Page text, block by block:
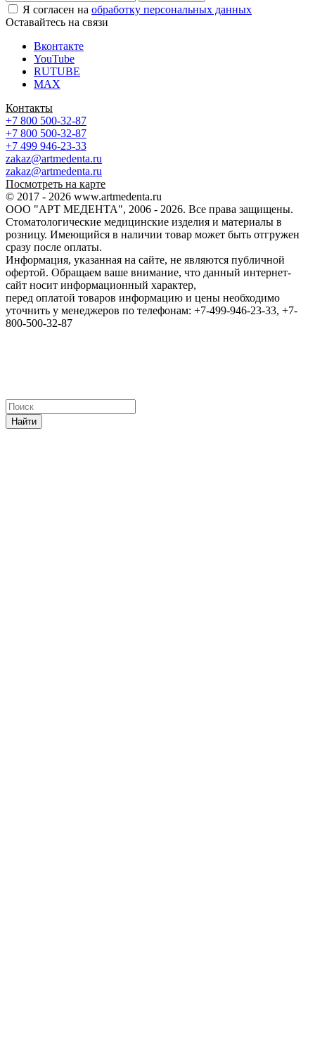
Я согласен на обработку персональных данных
Оставайтесь на связи
Вконтакте
YouTube
RUTUBE
MAX
Контакты
+7 800 500-32-87
+7 800 500-32-87
+7 499 946-23-33
zakaz@artmedenta.ru
zakaz@artmedenta.ru
Посмотреть на карте
© 2017 - 2026 www.artmedenta.ru
ООО "АРТ МЕДЕНТА", 2006 - 2026. Все права защищены.
Стоматологические медицинские изделия и материалы в
розницу. Имеющийся в наличии товар может быть отгружен
сразу после оплаты.
Информация, указанная на сайте, не являются публичной
офертой. Обращаем ваше внимание, что данный интернет-
сайт носит информационный характер,
перед оплатой товаров информацию и цены необходимо
уточнить у менеджеров по телефонам: +7-499-946-23-33, +7-
800-500-32-87
Найти